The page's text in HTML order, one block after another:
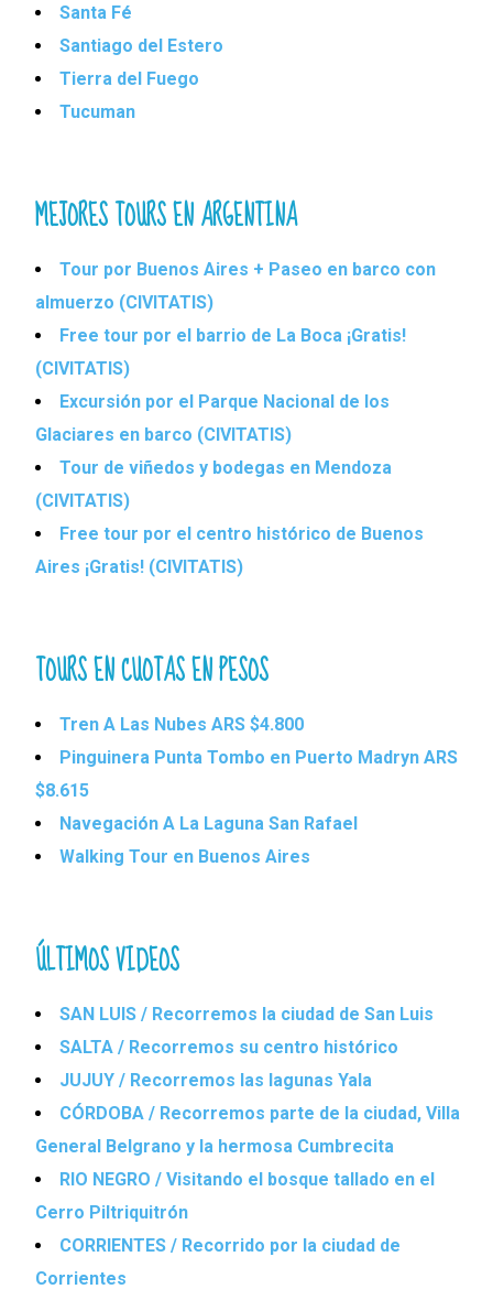
Santa Fé
Santiago del Estero
Tierra del Fuego
Tucuman
MEJORES TOURS EN ARGENTINA
Tour por Buenos Aires + Paseo en barco con
almuerzo (CIVITATIS)
Free tour por el barrio de La Boca ¡Gratis!
(CIVITATIS)
Excursión por el Parque Nacional de los
Glaciares en barco (CIVITATIS)
Tour de viñedos y bodegas en Mendoza
(CIVITATIS)
Free tour por el centro histórico de Buenos
Aires ¡Gratis! (CIVITATIS)
TOURS EN CUOTAS EN PESOS
Tren A Las Nubes ARS $4.800
Pinguinera Punta Tombo en Puerto Madryn ARS
$8.615
Navegación A La Laguna San Rafael
Walking Tour en Buenos Aires
ÚLTIMOS VIDEOS
SAN LUIS / Recorremos la ciudad de San Luis
SALTA / Recorremos su centro histórico
JUJUY / Recorremos las lagunas Yala
CÓRDOBA / Recorremos parte de la ciudad, Villa
General Belgrano y la hermosa Cumbrecita
RIO NEGRO / Visitando el bosque tallado en el
Cerro Piltriquitrón
CORRIENTES / Recorrido por la ciudad de
Corrientes